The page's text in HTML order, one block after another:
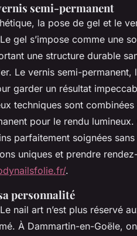
semi-permanent
la pose de gel et le
gel s’impose comme une
une structure durable
Le vernis semi-permanent,
garder un résultat
techniques sont
pour le rendu
parfaitement soignées
uniques et prendre
.
personnalité
nail art n’est plus réservé
À Dammartin-en-Goële,